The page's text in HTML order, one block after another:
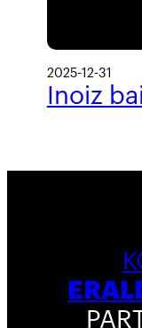
2025-12-31
Inoiz